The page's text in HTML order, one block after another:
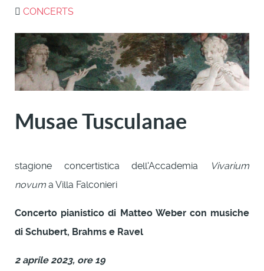
CONCERTS
Musae Tusculanae
stagione concertistica dell'Accademia
Vivarium
novum a Villa Falconieri
Concerto pianistico di Matteo Weber con musiche
di Schubert, Brahms e Ravel
2 aprile 2023, ore 19